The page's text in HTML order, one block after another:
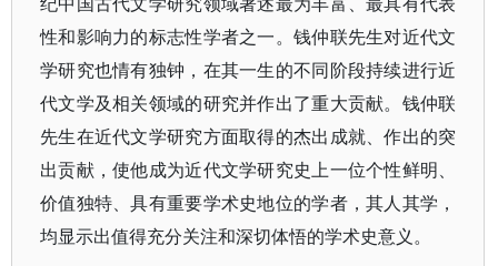
性和影响力的标志性学者之一。钱仲联先生对近代文
学研究也情有独钟，在其一生的不同阶段持续进行近
代文学及相关领域的研究并作出了重大贡献。钱仲联
先生在近代文学研究方面取得的杰出成就、作出的突
出贡献，使他成为近代文学研究史上一位个性鲜明、
价值独特、具有重要学术史地位的学者，其人其学，
均显示出值得充分关注和深切体悟的学术史意义。